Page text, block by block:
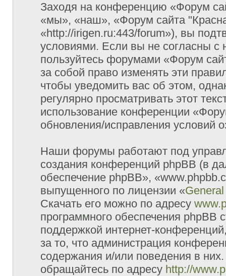
Заходя на конференцию «Форум
«мы», «наш», «Форум сайта
«http://irigen.ru:443/forum»), вы
условиями. Если вы не согласны с
пользуйтесь форумами «Форум
за собой право изменять эти
чтобы уведомить вас об этом,
регулярно просматривать этот
использование конференции
обновления/исправления условий
Наши форумы работают под
создания конференций phpBB (в
обеспечение phpBB»,
выпущенного по лицензии «
Скачать его можно по адресу
программного обеспечения phpBB
поддержкой интернет-
за то, что администрация
содержания и/или поведения в
обращайтесь по адресу http://